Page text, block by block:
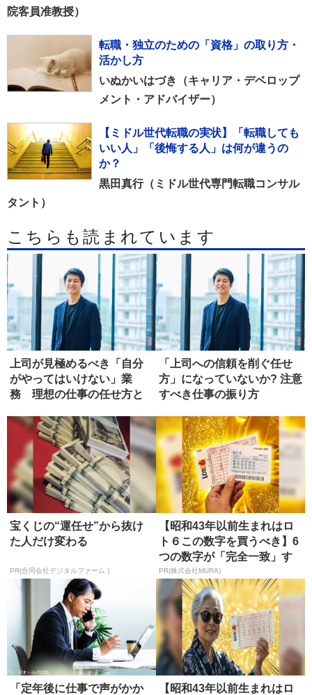
院客員准教授）
転職・独立のための「資格」の取り方・
活かし方
いぬかいはづき（キャリア・デベロップ
メント・アドバイザー）
【ミドル世代転職の実状】「転職しても
いい人」「後悔する人」は何が違うの
か？
黒田真行（ミドル世代専門転職コンサル
タント）
こちらも読まれています
上司が見極めるべき「自分
がやってはいけない」業
務 理想の仕事の任せ方と
「上司への信頼を削ぐ任せ
方」になっていないか? 注意
すべき仕事の振り方
宝くじの“運任せ”から抜け
た人だけ変わる
PR(合同会社デジタルファーム )
【昭和43年以前生まれはロ
ト６この数字を買うべき】6
つの数字が「完全一致」す
る方...
PR(株式会社MURA)
「定年後に仕事で声がかか
【昭和43年以前生まれはロ